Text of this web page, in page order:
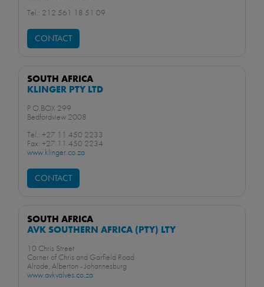
Tel.: 212 561 18 51 09
CONTACT
SOUTH AFRICA
KLINGER PTY LTD
P.O.BOX 299
Bedfordview 2008
Tel.: +27 11 450 2233
Fax: +27 11 450 2234
www.klinger.co.za
CONTACT
SOUTH AFRICA
AVK SOUTHERN AFRICA (PTY) LTY
10 Chris Street
Corner of Chris and Garfield Road
Alrode, Alberton - Johannesburg
www.avkvalves.co.za